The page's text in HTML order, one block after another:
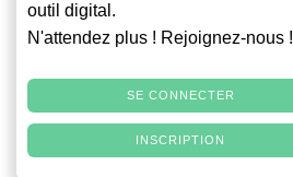
outil digital.
N'attendez plus ! Rejoignez-nous !
SE CONNECTER
INSCRIPTION